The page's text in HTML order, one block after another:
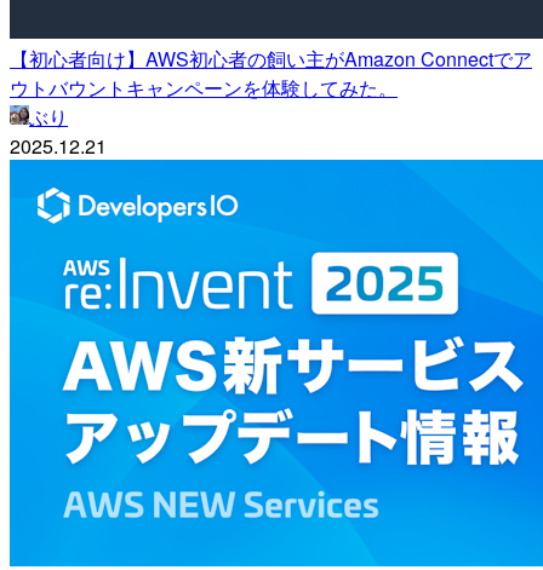
【初心者向け】AWS初心者の飼い主がAmazon Connectでア
ウトバウントキャンペーンを体験してみた。
ぶり
2025.12.21